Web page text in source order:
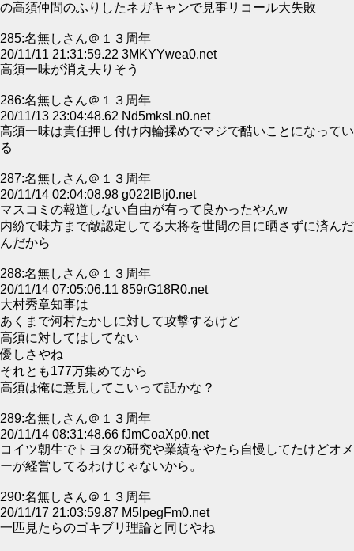
の高須仲間のふりしたネガキャンで見事リコール大失敗
285:名無しさん＠１３周年
20/11/11 21:31:59.22 3MKYYwea0.net
高須一味が消え去りそう
286:名無しさん＠１３周年
20/11/13 23:04:48.62 Nd5mksLn0.net
高須一味は責任押し付け内輪揉めでマジで酷いことになってい
る
287:名無しさん＠１３周年
20/11/14 02:04:08.98 g022lBIj0.net
マスコミの報道しない自由が有って良かったやんw
内紛で味方まで敵認定してる大将を世間の目に晒さずに済んだ
んだから
288:名無しさん＠１３周年
20/11/14 07:05:06.11 859rG18R0.net
大村秀章知事は
あくまで河村たかしに対して攻撃するけど
高須に対してはしてない
優しさやね
それとも177万集めてから
高須は俺に意見してこいって話かな？
289:名無しさん＠１３周年
20/11/14 08:31:48.66 fJmCoaXp0.net
コイツ朝生でトヨタの研究や業績をやたら自慢してたけどオメ
ーが経営してるわけじゃないから。
290:名無しさん＠１３周年
20/11/17 21:03:59.87 M5lpegFm0.net
一匹見たらのゴキブリ理論と同じやね